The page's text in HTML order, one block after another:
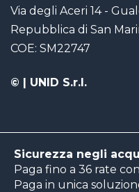
Via degli Aceri 14 -
Repubblica di San
COE: SM22747
© | UNID S.r.l.
Sicurezza negli
Paga fino a 36 rate
Paga in unica